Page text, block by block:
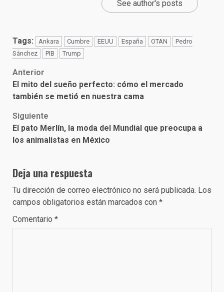
See author's posts
Tags: Ankara Cumbre EEUU España OTAN
Pedro
Sánchez
PIB Trump
Post
navigation
Anterior
El mito del sueño perfecto: cómo el mercado
también se metió en nuestra cama
Siguiente
El pato Merlín, la moda del Mundial que preocupa a
los animalistas en México
Deja una respuesta
Tu dirección de correo electrónico no será publicada. Los
campos obligatorios están marcados con *
Comentario *